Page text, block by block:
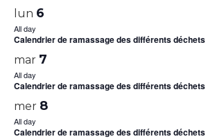
lun 6
All day
Calendrier de ramassage des différents déchets
mar 7
All day
Calendrier de ramassage des différents déchets
mer 8
All day
Calendrier de ramassage des différents déchets